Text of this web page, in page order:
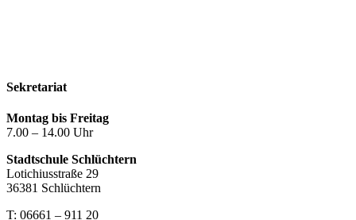
Sekretariat
Montag bis Freitag
7.00 – 14.00 Uhr
Stadtschule Schlüchtern
Lotichiusstraße 29
36381 Schlüchtern
T: 06661 – 911 20